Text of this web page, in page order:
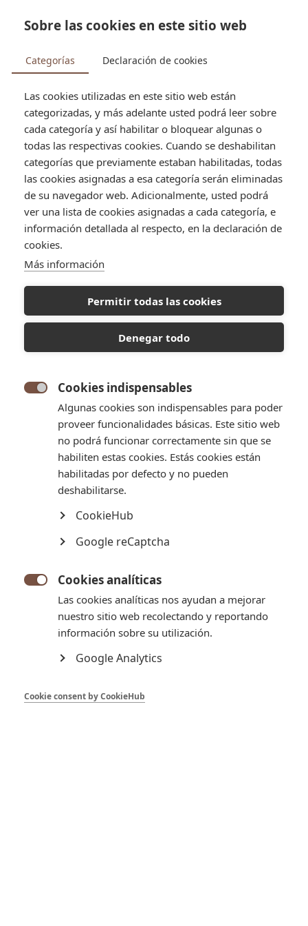

search
Tienda Panadería Chipá
Los típicos pansitos paraguayos de queso, ¿te dicen algo?
Cantidad
Descuento
unitario
Usted ahorra
Pulsa para conocer todos los detalles de la política de
Sobre las cookies en este sitio web
Categorías Declaración de cookies
Las cookies utilizadas en este sitio web están
categorizadas, y más adelante usted podrá leer sobre
cada categoría y así habilitar o bloquear algunas o
todas las respectivas cookies. Cuando se deshabilitan
categorías que previamente estaban habilitadas, todas
las cookies asignadas a esa categoría serán eliminadas
de su navegador web. Adicionalmente, usted podrá
ver una lista de cookies asignadas a cada categoría, e
información detallada al respecto, en la declaración de
cookies.
Más información
Permitir todas las cookies
Denegar todo
Cookies indispensables
Algunas cookies son indispensables para poder
proveer funcionalidades básicas. Este sitio web
no podrá funcionar correctamente sin que se
habiliten estas cookies. Estás cookies están
habilitadas por defecto y no pueden
deshabilitarse.
CookieHub
Google reCaptcha
Cookies analíticas
Las cookies analíticas nos ayudan a mejorar
nuestro sitio web recolectando y reportando
información sobre su utilización.
Google Analytics
Cookie consent by CookieHub